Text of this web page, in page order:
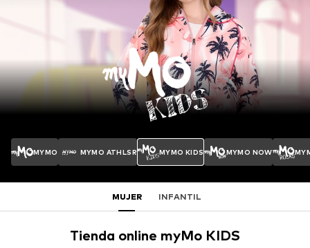
MYMO MYMO ATHLSR MYMO KIDS MYMO NOW
MUJER INFANTIL
Tienda online myMo KIDS